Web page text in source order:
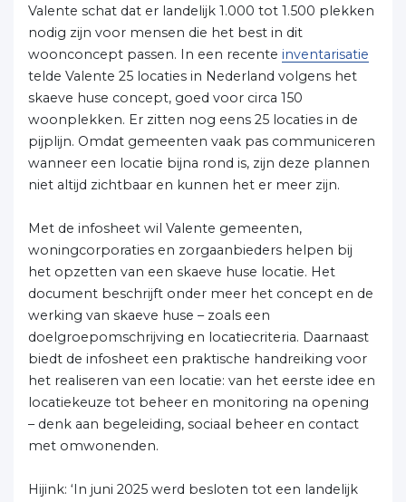
Valente schat dat er landelijk 1.000 tot 1.500 plekken
nodig zijn voor mensen die het best in dit
woonconcept passen. In een recente inventarisatie
telde Valente 25 locaties in Nederland volgens het
skaeve huse concept, goed voor circa 150
woonplekken. Er zitten nog eens 25 locaties in de
pijplijn. Omdat gemeenten vaak pas communiceren
wanneer een locatie bijna rond is, zijn deze plannen
niet altijd zichtbaar en kunnen het er meer zijn.
Met de infosheet wil Valente gemeenten,
woningcorporaties en zorgaanbieders helpen bij
het opzetten van een skaeve huse locatie. Het
document beschrijft onder meer het concept en de
werking van skaeve huse – zoals een
doelgroepomschrijving en locatiecriteria. Daarnaast
biedt de infosheet een praktische handreiking voor
het realiseren van een locatie: van het eerste idee en
locatiekeuze tot beheer en monitoring na opening
– denk aan begeleiding, sociaal beheer en contact
met omwonenden.
Hijink: ‘In juni 2025 werd besloten tot een landelijk